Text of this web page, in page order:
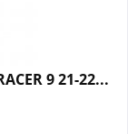
9 21-22...